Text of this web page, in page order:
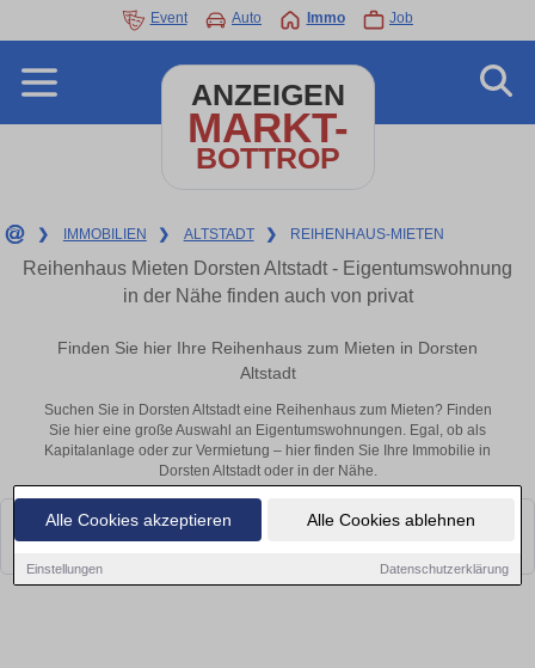
Alle Cookies akzeptieren Alle Cookies ablehnen
Einstellungen Datenschutzerklärung
Event Auto Immo Job
ANZEIGEN
MARKT-
BOTTROP
❯ IMMOBILIEN ❯ ALTSTADT ❯ REIHENHAUS-MIETEN
Reihenhaus Mieten Dorsten Altstadt - Eigentumswohnung
in der Nähe finden auch von privat
Finden Sie hier Ihre Reihenhaus zum Mieten in Dorsten
Altstadt
Suchen Sie in Dorsten Altstadt eine Reihenhaus zum Mieten? Finden
Sie hier eine große Auswahl an Eigentumswohnungen. Egal, ob als
Kapitalanlage oder zur Vermietung – hier finden Sie Ihre Immobilie in
Dorsten Altstadt oder in der Nähe.
Leider konnten wir derzeit keine passenden Objekte finden. Schauen Sie
bald wieder vorbei!